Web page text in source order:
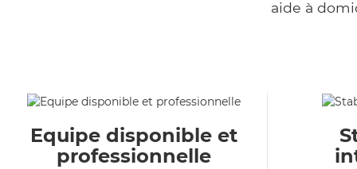
aide à
Equipe disponible et
professionnelle